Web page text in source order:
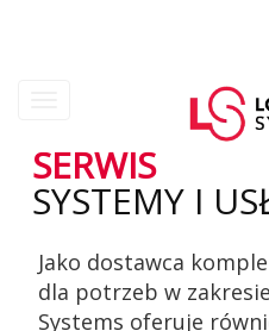
User
menu
SERWIS
SYSTEMY I
Jako dostawca
dla potrzeb w
Systems oferuje